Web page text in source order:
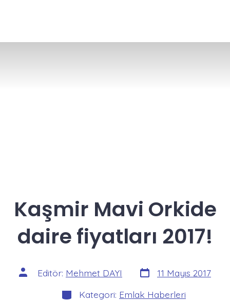
Kaşmir Mavi Orkide
daire fiyatları 2017!
Yazının
yazarı
Editör: Mehmet DAYI Yazı
tarihi
11 Mayıs 2017
Kategoriler
Kategori: Emlak Haberleri